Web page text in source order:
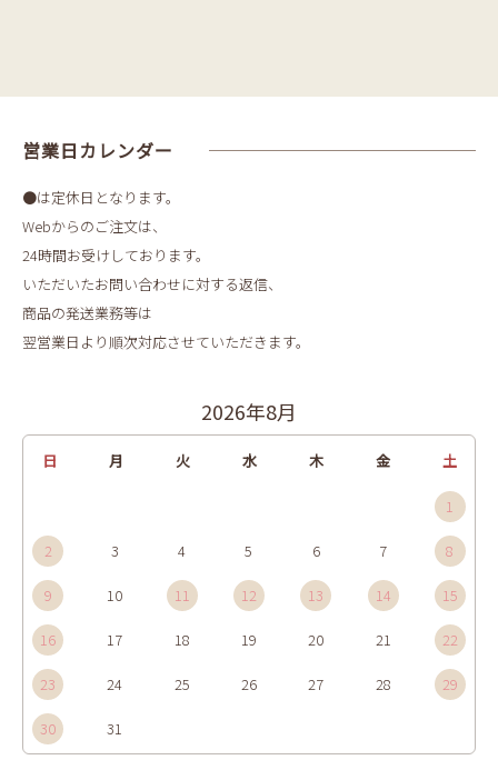
営業日カレンダー
●は定休日となります。
Webからのご注文は、
24時間お受けしております。
いただいたお問い合わせに対する返信、
商品の発送業務等は
翌営業日より順次対応させていただきます。
2026年8月
日 月 火 水 木 金 土
1
2 3 4 5 6 7 8
9 10 11 12 13 14 15
16 17 18 19 20 21 22
23 24 25 26 27 28 29
30 31